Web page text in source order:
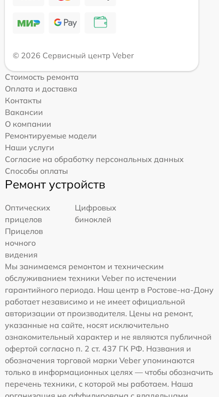
© 2026 Сервисный центр Veber
Стоимость ремонта
Оплата и доставка
Контакты
Вакансии
О компании
Ремонтируемые модели
Наши услуги
Согласие на обработку персональных данных
Способы оплаты
Ремонт устройств
Оптических
прицелов
Цифровых
биноклей
Прицелов
ночного
видения
Мы занимаемся ремонтом и техническим
обслуживанием техники Veber по истечении
гарантийного периода. Наш центр в Ростове-на-Дону
работает независимо и не имеет официальной
авторизации от производителя. Цены на ремонт,
указанные на сайте, носят исключительно
ознакомительный характер и не являются публичной
офертой согласно п. 2 ст. 437 ГК РФ. Названия и
обозначения торговой марки Veber упоминаются
только в информационных целях — чтобы обозначить
перечень техники, с которой мы работаем. Наша